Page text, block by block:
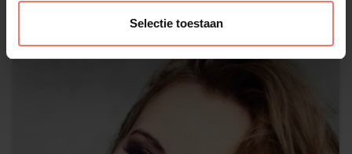
Selectie toestaan